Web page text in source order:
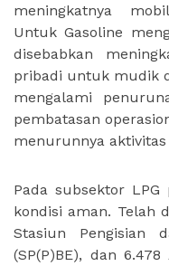
meningkatnya
Untuk Gasoline
disebabkan
pribadi untuk mudik
mengalami
pembatasan
menurunnya
Pada subsektor
kondisi aman. Telah
Stasiun Pengisian
(SP(P)BE), dan